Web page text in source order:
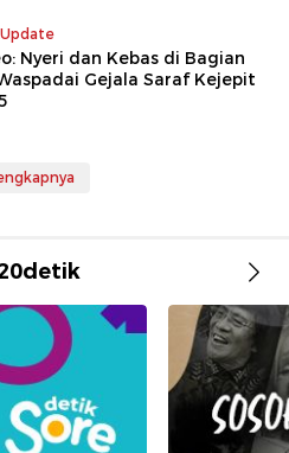
Nyeri dan Kebas di Bagian
Gejala Saraf Kejepit